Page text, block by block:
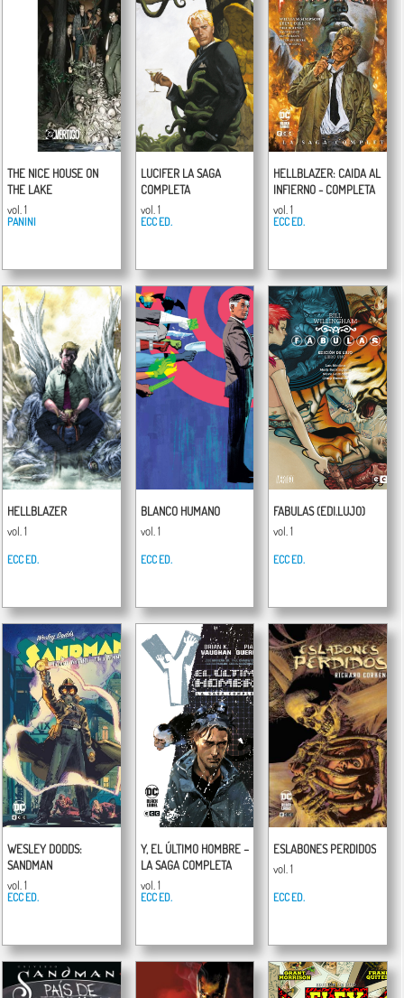
THE NICE HOUSE ON
THE LAKE
vol. 1
PANINI
LUCIFER LA SAGA
COMPLETA
vol. 1
ECC ED.
HELLBLAZER: CAIDA AL
INFIERNO - COMPLETA
vol. 1
ECC ED.
HELLBLAZER
vol. 1
ECC ED.
BLANCO HUMANO
vol. 1
ECC ED.
FABULAS (EDI.LUJO)
vol. 1
ECC ED.
WESLEY DODDS:
SANDMAN
vol. 1
ECC ED.
Y, EL ÚLTIMO HOMBRE –
LA SAGA COMPLETA
vol. 1
ECC ED.
ESLABONES PERDIDOS
vol. 1
ECC ED.